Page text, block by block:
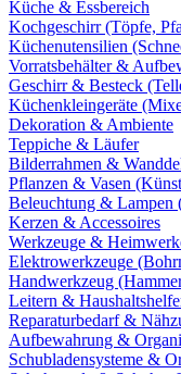
Küche & Essbereich
Kochgeschirr (Töpfe,
Küchenutensilien
Vorratsbehälter &
Geschirr & Besteck
Küchenkleingeräte
Dekoration & Ambiente
Teppiche & Läufer
Bilderrahmen &
Pflanzen & Vasen
Beleuchtung & Lampen
Kerzen & Accessoires
Werkzeuge &
Elektrowerkzeuge
Handwerkzeug
Leitern &
Reparaturbedarf &
Aufbewahrung &
Schubladensysteme &